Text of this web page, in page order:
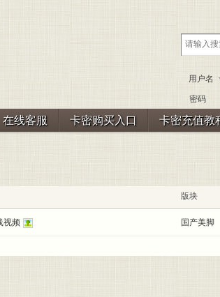
用户名
密码
在线客服 卡密购买入口 卡密充值教
版块
视频 国产美脚